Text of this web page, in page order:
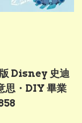
Disney 史迪
思・DIY 畢業